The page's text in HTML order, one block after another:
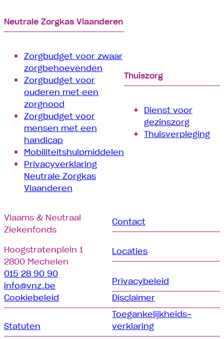
Neutrale Zorgkas Vlaanderen
Zorgbudget voor zwaar
zorgbehoevenden
Zorgbudget voor
ouderen met een
zorgnood
Zorgbudget voor
mensen met een
handicap
Mobiliteitshulpmiddelen
Privacyverklaring
Neutrale Zorgkas
Vlaanderen
Thuiszorg
Dienst voor
gezinszorg
Thuisverpleging
Vlaams & Neutraal
Ziekenfonds
Hoogstratenplein 1
2800 Mechelen
015 28 90 90
info@vnz.be
Contact
Locaties
Privacybeleid
Cookiebeleid
Disclaimer
Statuten
Toegankelijkheids­­
verklaring